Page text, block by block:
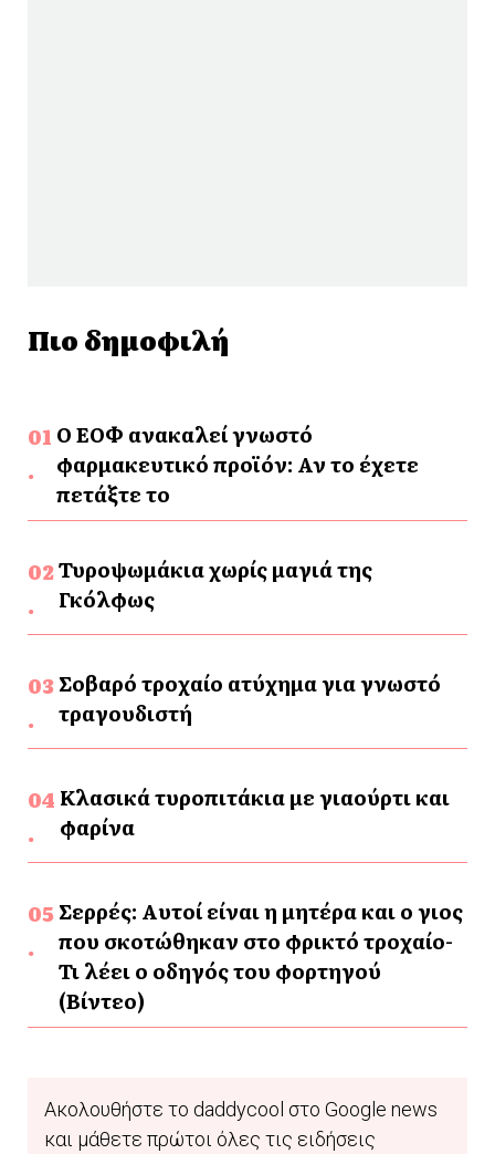
Πιο δημοφιλή
Ο ΕΟΦ ανακαλεί γνωστό
φαρμακευτικό προϊόν: Αν το έχετε
πετάξτε το
Τυροψωμάκια χωρίς μαγιά της
Γκόλφως
Σοβαρό τροχαίο ατύχημα για γνωστό
τραγουδιστή
Κλασικά τυροπιτάκια με γιαούρτι και
φαρίνα
Σερρές: Αυτοί είναι η μητέρα και ο γιος
που σκοτώθηκαν στο φρικτό τροχαίο-
Τι λέει ο οδηγός του φορτηγού
(Βίντεο)
Ακολουθήστε το daddycool στο Google news
και μάθετε πρώτοι όλες τις ειδήσεις